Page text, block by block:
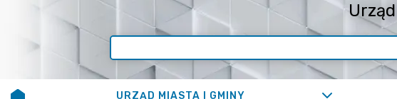
URZĄD MIASTA I GMINY